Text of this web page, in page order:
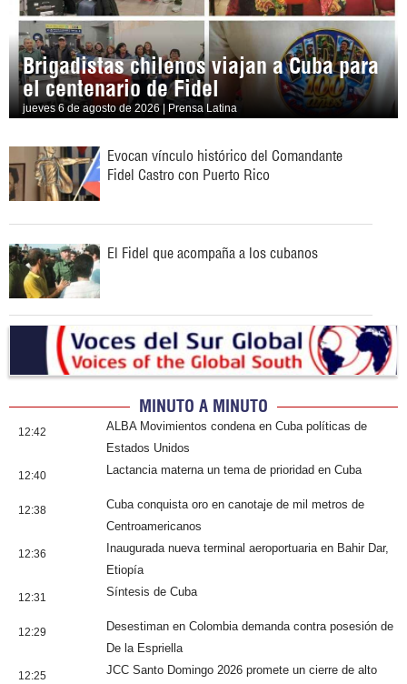
Brigadistas chilenos viajan a Cuba para
el centenario de Fidel
jueves 6 de agosto de 2026 | Prensa Latina
Evocan vínculo histórico del Comandante
Fidel Castro con Puerto Rico
El Fidel que acompaña a los cubanos
MINUTO A MINUTO
12:42
ALBA Movimientos condena en Cuba políticas de
Estados Unidos
12:40 Lactancia materna un tema de prioridad en Cuba
12:38
Cuba conquista oro en canotaje de mil metros de
Centroamericanos
12:36
Inaugurada nueva terminal aeroportuaria en Bahir Dar,
Etiopía
12:31 Síntesis de Cuba
12:29
Desestiman en Colombia demanda contra posesión de
De la Espriella
12:25
JCC Santo Domingo 2026 promete un cierre de alto